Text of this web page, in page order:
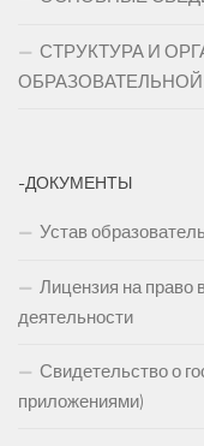
СТРУКТУРА И
-ДОКУМЕНТЫ
Устав
Лицензия на право
деятельности
Свидетельство о
приложениями)